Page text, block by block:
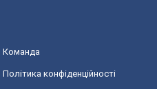
Команда
Політика конфіденційності